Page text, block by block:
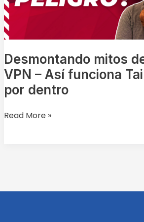
Desmontando mitos
VPN – Así funciona
por dentro
–
Así
funciona
TailScale
por
dentro
Read More »